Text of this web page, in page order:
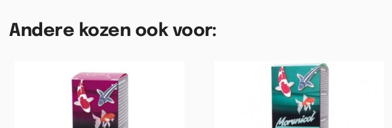
Andere kozen ook voor: